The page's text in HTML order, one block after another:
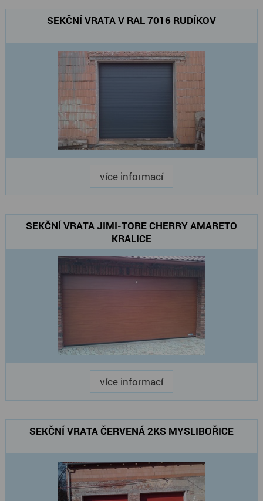
SEKČNÍ VRATA V RAL 7016 RUDÍKOV
více informací
SEKČNÍ VRATA JIMI-TORE CHERRY AMARETO
KRALICE
více informací
SEKČNÍ VRATA ČERVENÁ 2KS MYSLIBOŘICE